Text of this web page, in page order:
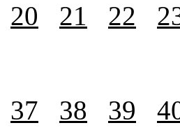
20 21 22
37 38 39